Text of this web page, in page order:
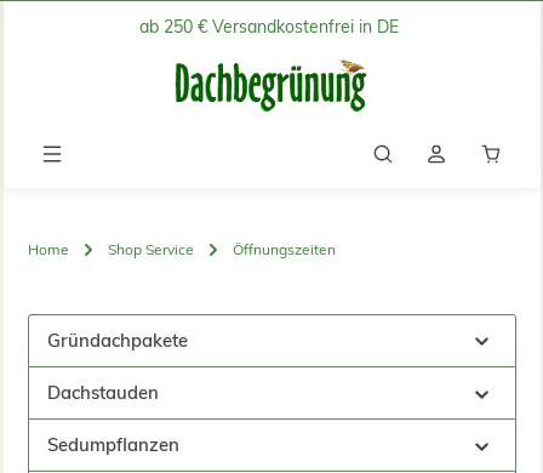
Zum Hauptinhalt springenab 250 € Versandkostenfrei in DE
Home Shop Service Öffnungszeiten
Gründachpakete
Dachstauden
Sedumpflanzen